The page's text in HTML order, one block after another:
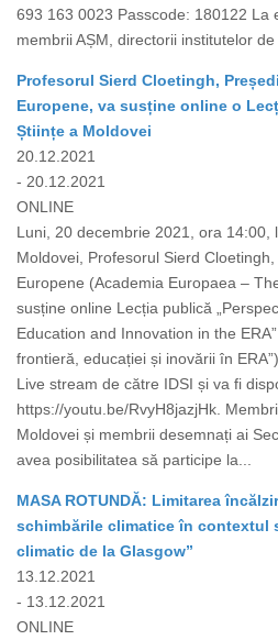
693 163 0023 Passcode: 180122 La
membrii AȘM, directorii institutelor de
Profesorul Sierd Cloetingh,
Europene, va susține online o
Științe a Moldovei
20.12.2021
- 20.12.2021
ONLINE
Luni, 20 decembrie 2021, ora 14:00,
Moldovei, Profesorul Sierd
Europene (Academia Europaea –
susține online Lecția publică
Education and Innovation in the
frontieră, educației și inovării în
Live stream de către IDSI și va fi
https://youtu.be/RvyH8jazjHk.
Moldovei și membrii desemnați ai
avea posibilitatea să participe la...
MASA ROTUNDĂ: Limitarea
schimbările climatice în contextul
climatic de la Glasgow”
13.12.2021
- 13.12.2021
ONLINE